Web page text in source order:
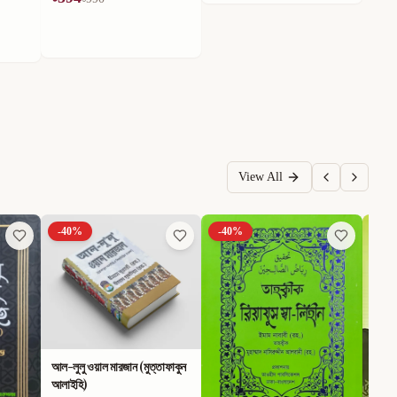
View All
-40%
আল-লুলু ওয়াল মারজান (মুত্তাফাকুন
আলাইহি)
-40%